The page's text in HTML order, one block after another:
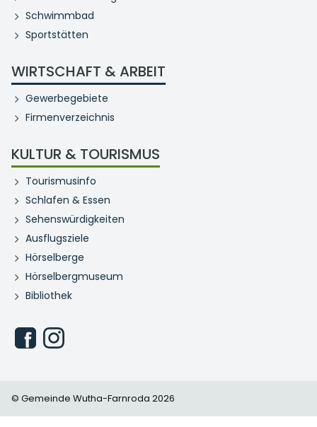
Schwimmbad
Sportstätten
WIRTSCHAFT & ARBEIT
Gewerbegebiete
Firmenverzeichnis
KULTUR & TOURISMUS
Tourismusinfo
Schlafen & Essen
Sehenswürdigkeiten
Ausflugsziele
Hörselberge
Hörselbergmuseum
Bibliothek
© Gemeinde Wutha-Farnroda 2026